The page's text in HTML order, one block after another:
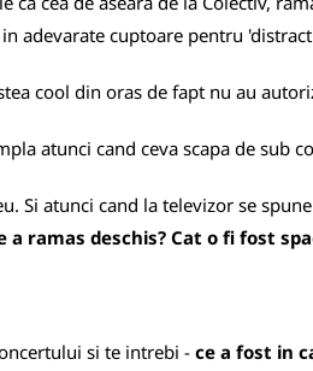
adevarate cuptoare pentru
cool din oras de fapt nu au
atunci cand ceva scapa de sub
Si atunci cand la televizor se
a ramas deschis? Cat o fi fost
si te intrebi - ce a fost in